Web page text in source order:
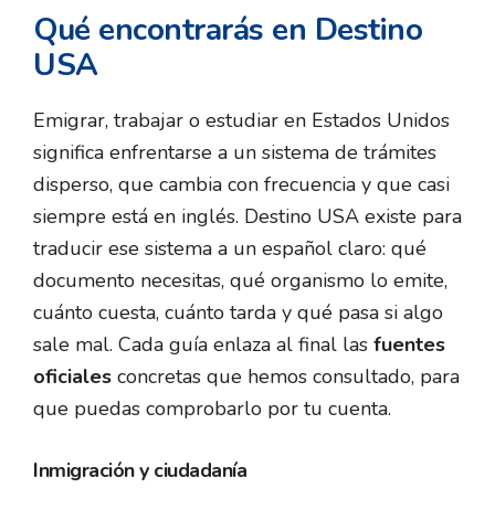
Qué encontrarás en Destino
USA
Emigrar, trabajar o estudiar en Estados Unidos
significa enfrentarse a un sistema de trámites
disperso, que cambia con frecuencia y que casi
siempre está en inglés. Destino USA existe para
traducir ese sistema a un español claro: qué
documento necesitas, qué organismo lo emite,
cuánto cuesta, cuánto tarda y qué pasa si algo
sale mal. Cada guía enlaza al final las fuentes
oficiales concretas que hemos consultado, para
que puedas comprobarlo por tu cuenta.
Inmigración y ciudadanía